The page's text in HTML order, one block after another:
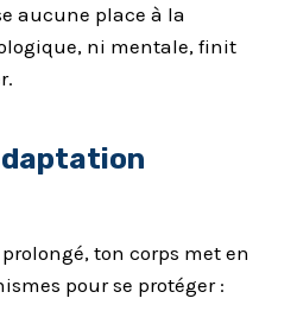
aucune place à la
ni mentale, finit
ton corps met en
pour se protéger :